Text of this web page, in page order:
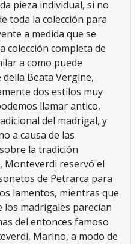
pieza individual, si no
toda la colección para
a medida que se
colección completa de
a como puede
Beata Vergine,
dos estilos muy
llamar antico,
del madrigal, y
a causa de las
la tradición
Monteverdi reservó el
de Petrarca para
lamentos, mientras que
madrigales parecían
del entonces famoso
Marino, a modo de